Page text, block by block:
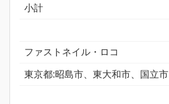
小計
ファストネイル・ロコ
東京都:昭島市、東大和市、国立市